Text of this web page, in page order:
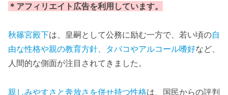
＊アフィリエイト広告を利用しています。
秋篠宮殿下は、皇嗣として公務に励む一方で、若い頃の自
由な性格や親の教育方針、タバコやアルコール嗜好など、
人間的な側面が注目されてきました。
親しみやすさと奔放さを併せ持つ性格は、国民からの評判